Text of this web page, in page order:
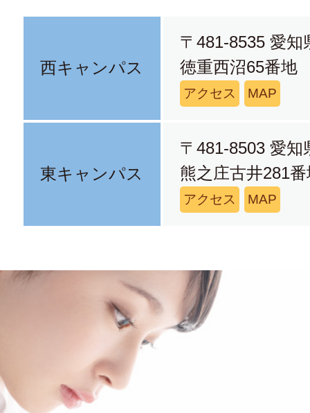
西キャンパス
〒481-8535 愛知
徳重西沼65番地
アクセス MAP
東キャンパス
〒481-8503 愛知
熊之庄古井281
アクセス MAP